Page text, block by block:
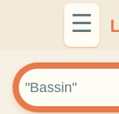
☰